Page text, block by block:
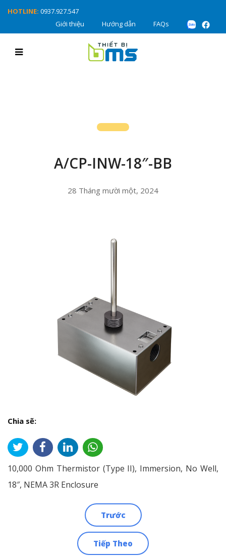
HOTLINE: 0937.927.547
Giới thiệu
Hướng dẫn FAQs
A/CP-INW-18″-BB
28 Tháng mười một, 2024
Chia sẽ:
10,000 Ohm Thermistor (Type II), Immersion, No Well,
18″, NEMA 3R Enclosure
Trước
Tiếp Theo